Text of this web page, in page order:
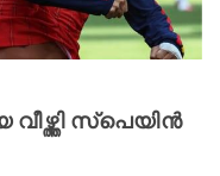
സ്‌പെയിൻ